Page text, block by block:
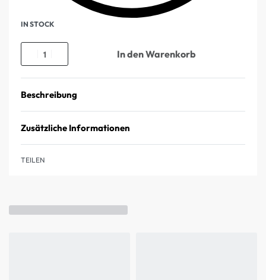
IN STOCK
In den Warenkorb
Beschreibung
Zusätzliche Informationen
TEILEN